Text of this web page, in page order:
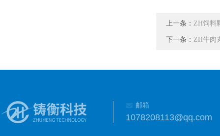
上一条： ZH饲料
下一条： ZH牛肉
邮箱
1078208113@qq.com